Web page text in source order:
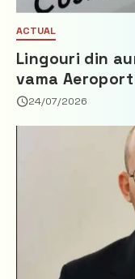
ACTUAL
Lingouri din
vama Aeroport
24/07/2026